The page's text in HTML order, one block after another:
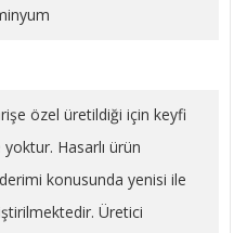
özel üretildiği için keyfi
yoktur. Hasarlı ürün
konusunda yenisi ile
Üretici